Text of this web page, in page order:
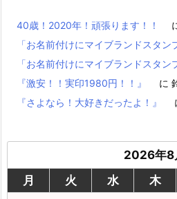
40歳！2020年！頑張ります！！
「お名前付けにマイブランドスタン
「お名前付けにマイブランドスタン
『激安！！実印1980円！！』
に
『さよなら！大好きだったよ！』
2026年8
月
火 水 木